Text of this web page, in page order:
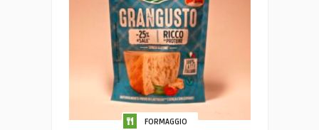
FORMAGGIO